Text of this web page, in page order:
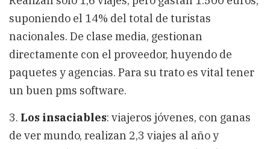
suponiendo el 14% del total de turistas
nacionales. De clase media, gestionan
directamente con el proveedor, huyendo de
paquetes y agencias. Para su trato es vital tener
un buen pms software.
3. Los insaciables: viajeros jóvenes, con ganas
de ver mundo, realizan 2,3 viajes al año y